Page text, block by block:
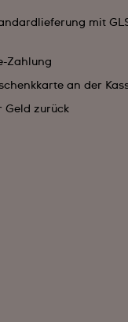
mit
Zahlung
an der
Geld zurück